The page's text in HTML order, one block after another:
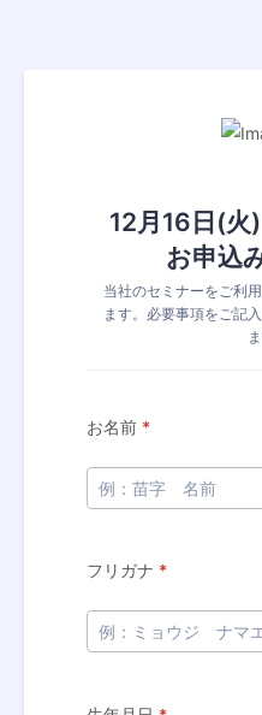
12月16日(火
お申込
当社のセミナーをご利
ます。必要事項をご記
お名前 *
フリガナ *